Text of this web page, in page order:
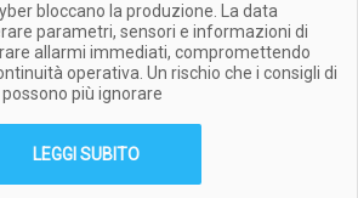
bloccano la produzione. La data
parametri, sensori e informazioni di
allarmi immediati, compromettendo
operativa. Un rischio che i consigli di
più ignorare
LEGGI SUBITO